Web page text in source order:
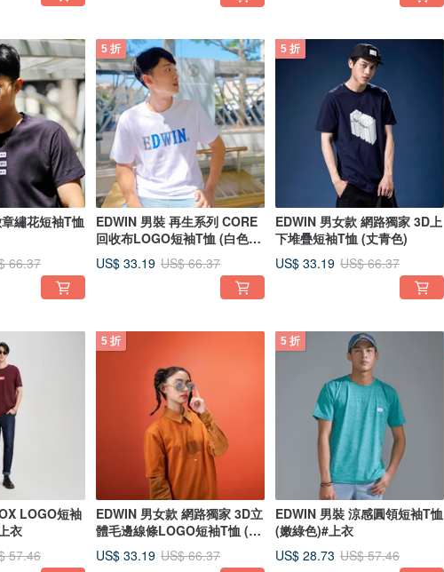
繡花短袖T恤
66.37
5 折
EDWIN 男裝 再生系列 CORE
回收布LOGO短袖T恤 (白色) #
上衣
US$ 33.19 US$ 66.37
5 折
EDWIN 男女款 網路獨家 3D上
下堆疊短袖T恤 (丈青色)
US$ 33.19 US$ 66.37
LOGO短袖
衣
57.46
5 折
EDWIN 男女款 網路獨家 3D立
體毛邊線條LOGO短袖T恤 (黃
褐色)
US$ 33.19 US$ 66.37
5 折
EDWIN 男裝 涼感圓領短袖T恤
(嫩綠色)#上衣
US$ 28.73 US$ 57.46